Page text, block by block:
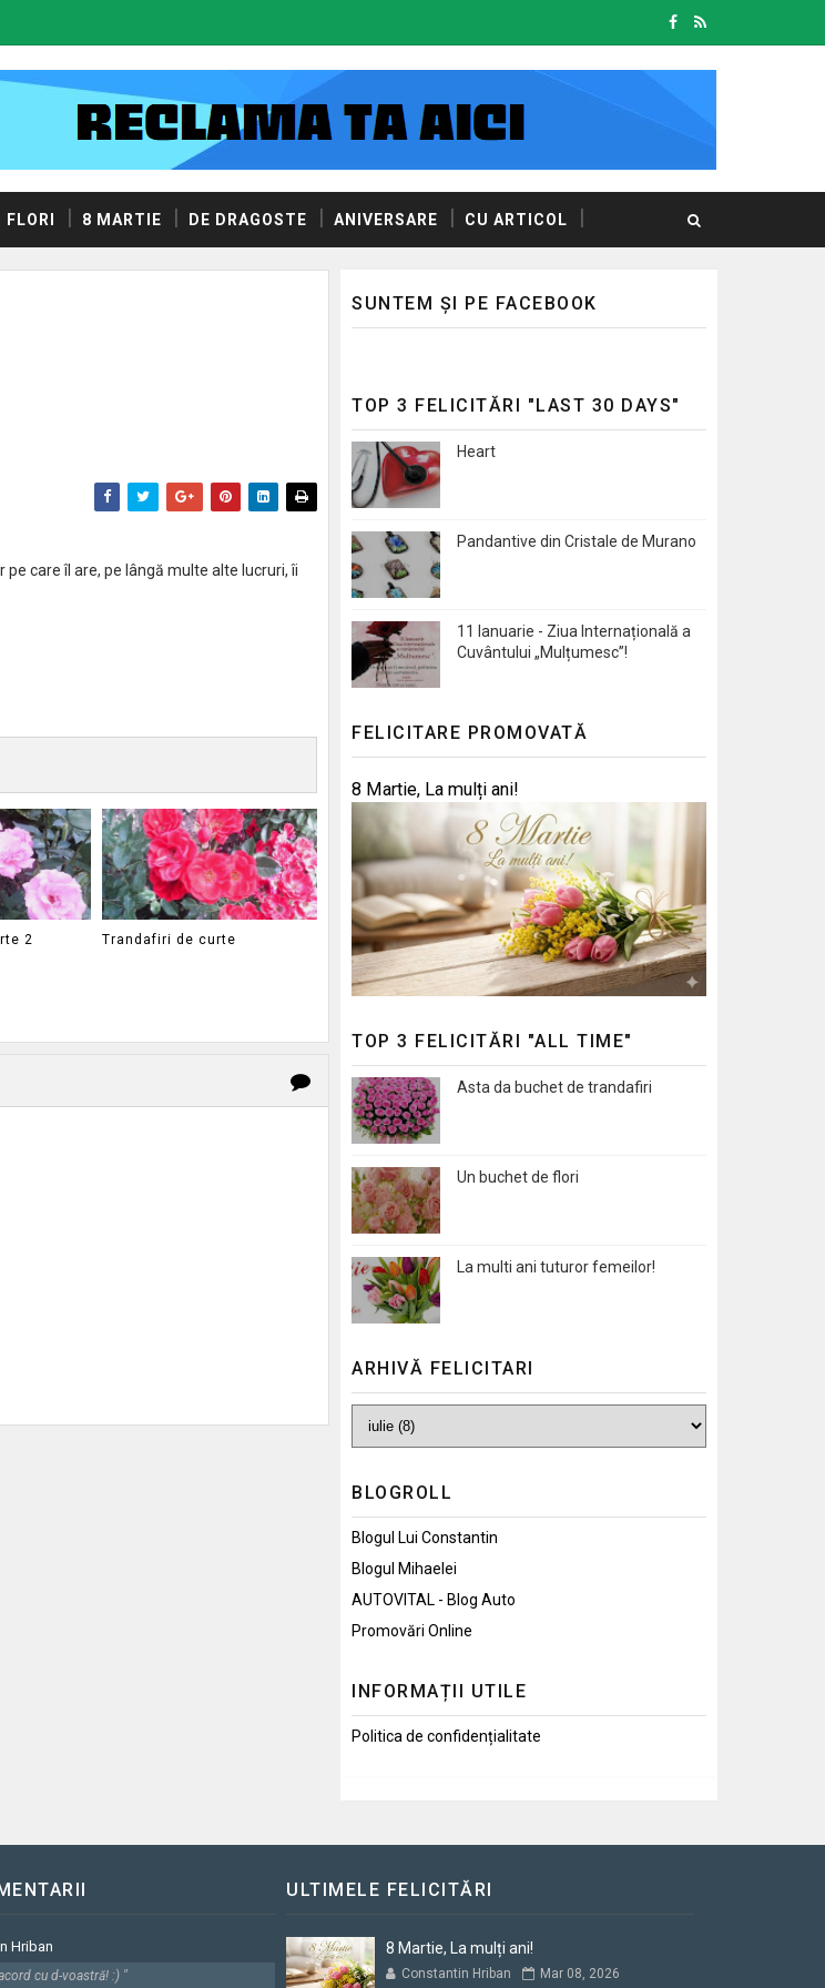
FLORI 8 MARTIE DE DRAGOSTE ANIVERSARE CU ARTICOL
care îl are, pe lângă multe alte lucruri, îi
2 Trandafiri de curte
SUNTEM ȘI PE FACEBOOK
TOP 3 FELICITĂRI "LAST 30 DAYS"
Heart
Pandantive din Cristale de Murano
11 Ianuarie - Ziua Internațională a
Cuvântului „Mulțumesc”!
FELICITARE PROMOVATĂ
8 Martie, La mulți ani!
TOP 3 FELICITĂRI "ALL TIME"
Asta da buchet de trandafiri
Un buchet de flori
La multi ani tuturor femeilor!
ARHIVĂ FELICITARI
BLOGROLL
Blogul Lui Constantin
Blogul Mihaelei
AUTOVITAL - Blog Auto
Promovări Online
INFORMAȚII UTILE
Politica de confidențialitate
Hriban
cu d-voastră! :) "
ULTIMELE FELICITĂRI
8 Martie, La mulți ani!
Constantin Hriban Mar 08, 2026